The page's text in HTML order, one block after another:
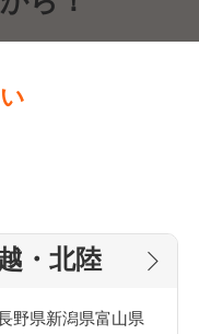
・北陸
野県新潟県富山県
接客・販
事など、厳